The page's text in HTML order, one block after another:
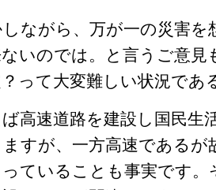
しながら、万が一の災害
いのでは。と言うご意見
って大変難しい状況であ
高速道路を建設し国民生
すが、一方高速であるが
ていることも事実です。